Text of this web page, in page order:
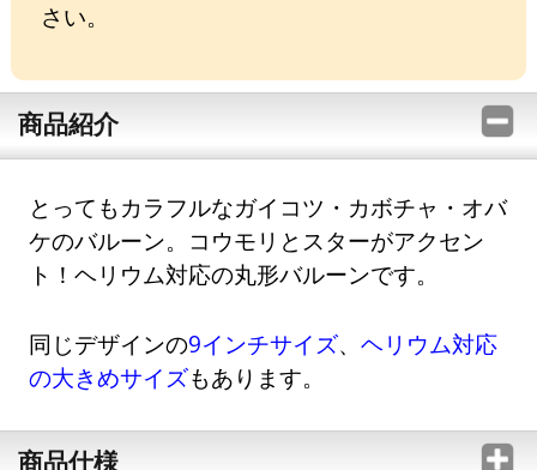
さい。
商品紹介
とってもカラフルなガイコツ・カボチャ・オバ
ケのバルーン。コウモリとスターがアクセン
ト！ヘリウム対応の丸形バルーンです。
同じデザインの9インチサイズ、ヘリウム対応
の大きめサイズもあります。
商品仕様